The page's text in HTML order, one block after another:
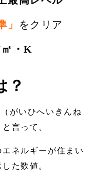
」 をクリア
・K
？
がいひへいきんね
言って、
ネルギーが住まい
た数値。